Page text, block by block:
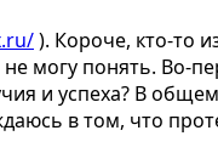
). Короче, кто-то
могу понять. Во-
и успеха? В
в том, что